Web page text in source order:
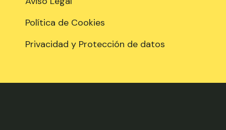
Política de Cookies
Privacidad y Protección de datos